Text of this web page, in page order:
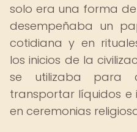
solo era una forma
desempeñaba un
cotidiana y en
los inicios de la
se utilizaba para
transportar líquidos e
en ceremonias